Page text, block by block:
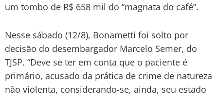
um tombo de R$ 658 mil do “magnata do café”.
Nesse sábado (12/8), Bonametti foi solto por
decisão do desembargador Marcelo Semer, do
TJSP. “Deve se ter em conta que o paciente é
primário, acusado da prática de crime de natureza
não violenta, considerando-se, ainda, seu estado